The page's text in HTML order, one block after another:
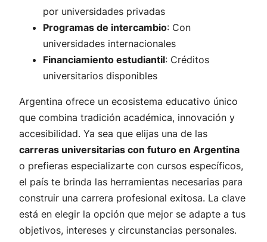
por universidades privadas
Programas de intercambio: Con
universidades internacionales
Financiamiento estudiantil: Créditos
universitarios disponibles
Argentina ofrece un ecosistema educativo único
que combina tradición académica, innovación y
accesibilidad. Ya sea que elijas una de las
carreras universitarias con futuro en Argentina
o prefieras especializarte con cursos específicos,
el país te brinda las herramientas necesarias para
construir una carrera profesional exitosa. La clave
está en elegir la opción que mejor se adapte a tus
objetivos, intereses y circunstancias personales.